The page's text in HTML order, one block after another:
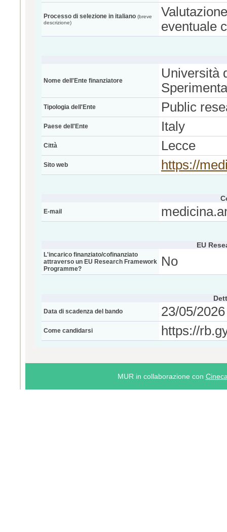
Processo di selezione in italiano (breve
descrizione)
eventuale
Nome dell'Ente finanziatore
Università
Tipologia dell'Ente Public
Paese dell'Ente Italy
Città Lecce
Sito web https://
E-mail
EU
L'incarico finanziato/cofinanziato
attraverso un EU Research Framework
Programme?
No
Data di scadenza del bando 23/05/
Come candidarsi https://
MUR in collaborazione con